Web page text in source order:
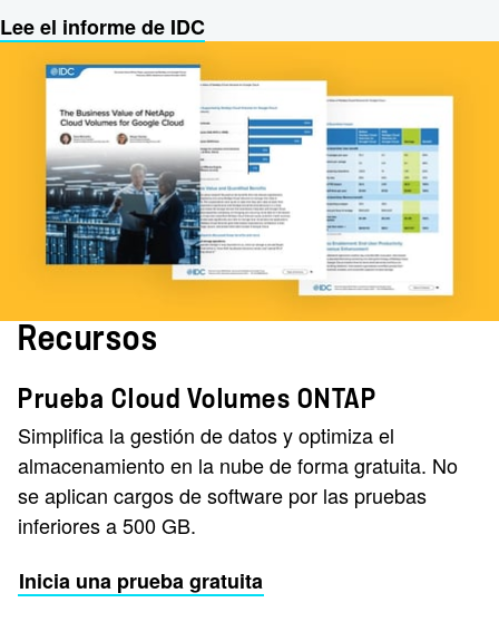
Lee el informe de IDC
Recursos
Prueba Cloud Volumes ONTAP
Simplifica la gestión de datos y optimiza el
almacenamiento en la nube de forma gratuita. No
se aplican cargos de software por las pruebas
inferiores a 500 GB.
Inicia una prueba gratuita